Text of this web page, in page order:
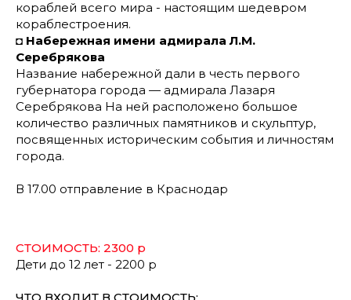
кораблей всего мира - настоящим шедевром
кораблестроения.
◘ Набережная имени адмирала Л.М.
Серебрякова
Название набережной дали в честь первого
губернатора города — адмирала Лазаря
Серебрякова На ней расположено большое
количество различных памятников и скульптур,
посвященных историческим события и личностям
города.
В 17.00 отправление в Краснодар
СТОИМОСТЬ: 2300 р
Дети до 12 лет - 2200 р